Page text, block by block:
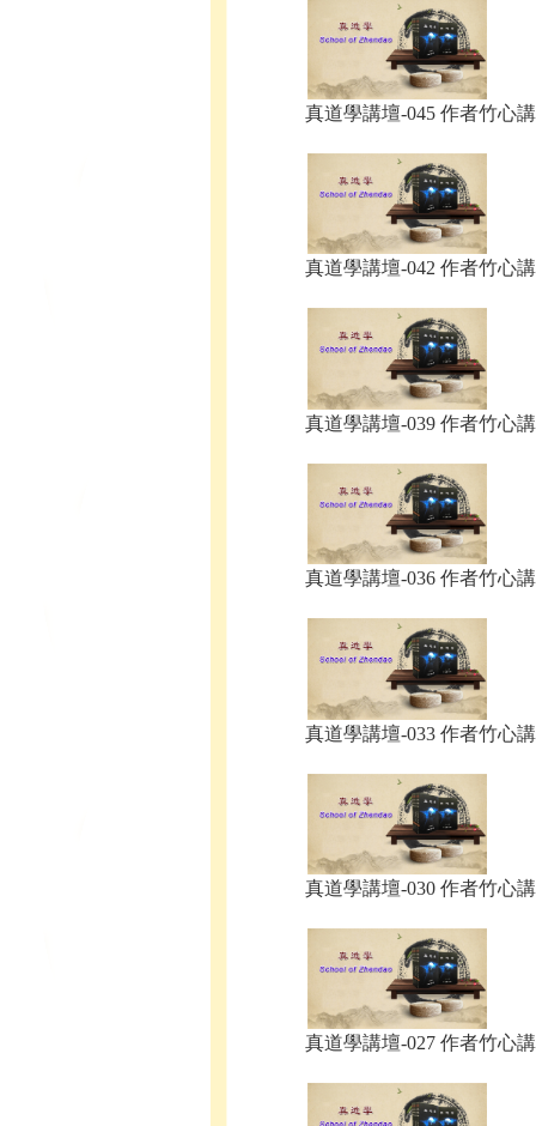
真道學講壇-045 作者竹心
真道學講壇-042 作者竹心
真道學講壇-039 作者竹心
真道學講壇-036 作者竹心
真道學講壇-033 作者竹心
真道學講壇-030 作者竹心
真道學講壇-027 作者竹心